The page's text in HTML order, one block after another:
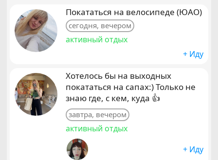
Покататься на велосипеде (ЮАО)
сегодня, вечером
активный отдых
+ Иду
Хотелось бы на выходных
покататься на сапах:) Только не
знаю где, с кем, куда 👍
завтра, вечером
активный отдых
+ Иду